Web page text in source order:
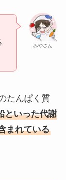
みやさん
たんぱく質
といった代謝
まれている